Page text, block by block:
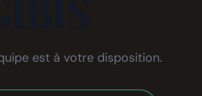
est à votre disposition.